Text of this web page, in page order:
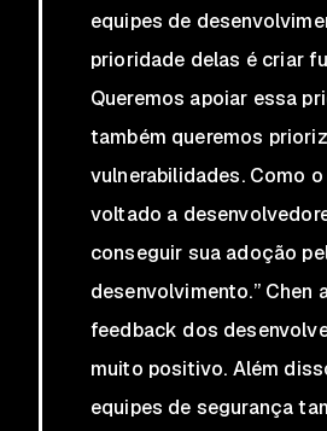
equipes de
prioridade delas é criar
Queremos apoiar essa
também queremos
vulnerabilidades. Como
voltado a
conseguir sua adoção
desenvolvimento.” Chen
feedback dos
muito positivo. Além
equipes de segurança